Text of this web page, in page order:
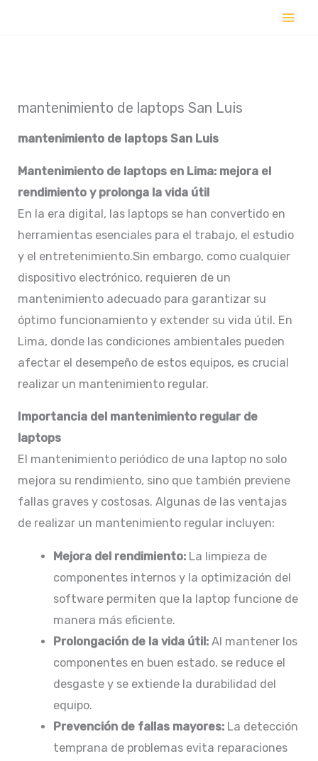
mantenimiento de laptops San Luis
mantenimiento de laptopsSan Luis
Mantenimiento de laptops en Lima: mejora el
rendimiento y prolonga la vida útil
En la era digital, las laptops se han convertido en
herramientas esenciales para el trabajo, el estudio
y el entretenimiento.Sin embargo, como cualquier
dispositivo electrónico, requieren de un
mantenimiento adecuado para garantizar su
óptimo funcionamiento y extender su vida útil. En
Lima, donde las condiciones ambientales pueden
afectar el desempeño de estos equipos, es crucial
realizar un mantenimiento regular.​
Importancia del mantenimiento regular de
laptops
El mantenimiento periódico de una laptop no solo
mejora su rendimiento, sino que también previene
fallas graves y costosas. Algunas de las ventajas
de realizar un mantenimiento regular incluyen:
Mejora del rendimiento:La limpieza de
componentes internos y la optimización del
software permiten que la laptop funcione de
manera más eficiente.​
Prolongación de la vida útil:Al mantener los
componentes en buen estado, se reduce el
desgaste y se extiende la durabilidad del
equipo.​
Prevención de fallas mayores:La detección
temprana de problemas evita reparaciones